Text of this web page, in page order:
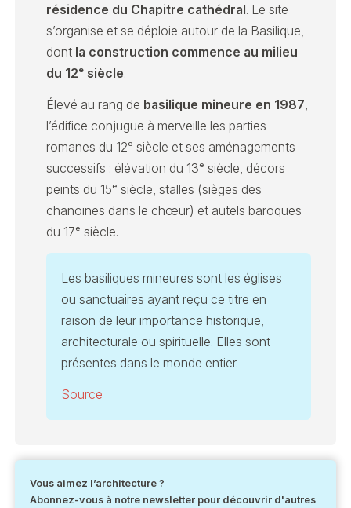
résidence du Chapitre cathédral. Le site
s’organise et se déploie autour de la Basilique,
dont la construction commence au milieu
du 12ᵉ siècle.
Élevé au rang de basilique mineure en 1987
l’édifice conjugue à merveille les parties
romanes du 12ᵉ siècle et ses aménagements
successifs : élévation du 13ᵉ siècle, décors
peints du 15ᵉ siècle, stalles (sièges des
chanoines dans le chœur) et autels baroques
du 17ᵉ siècle.
Les basiliques mineures sont les églises
ou sanctuaires ayant reçu ce titre en
raison de leur importance historique,
architecturale ou spirituelle. Elles sont
présentes dans le monde entier.
Source
Vous aimez l’architecture ?
Abonnez-vous à notre newsletter pour découvrir d'autres